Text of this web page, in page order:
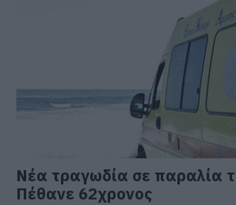
Νέα τραγωδία σε παραλία
Πέθανε 62χρονος